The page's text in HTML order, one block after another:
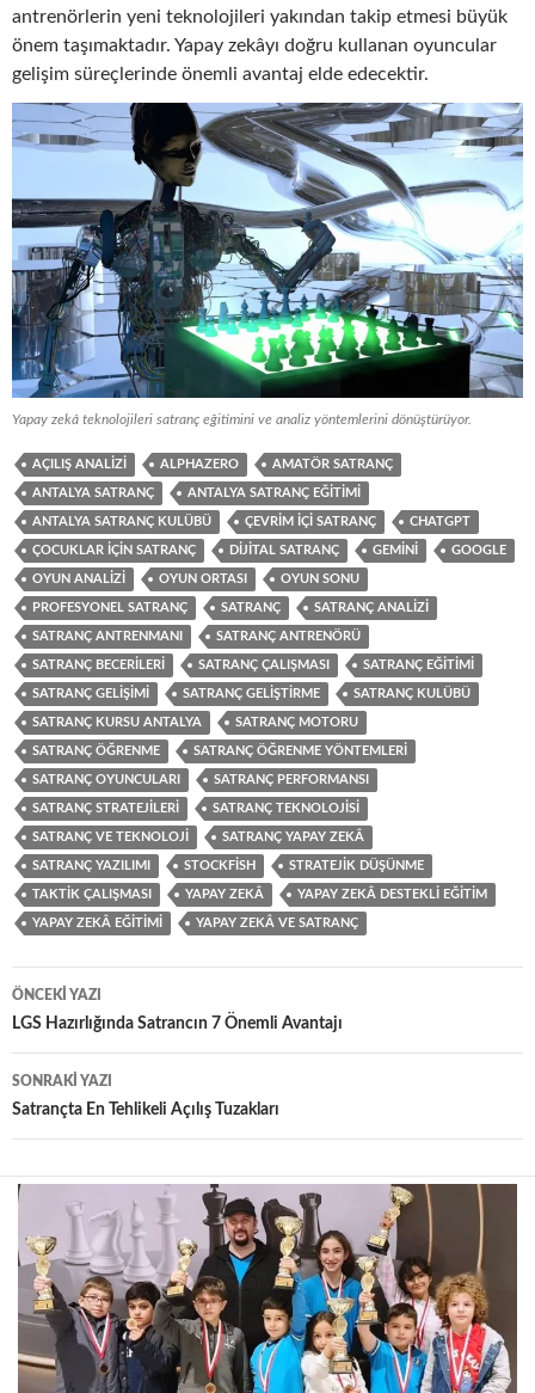
antrenörlerin yeni teknolojileri yakından takip etmesi büyük
önem taşımaktadır. Yapay zekâyı doğru kullanan oyuncular
gelişim süreçlerinde önemli avantaj elde edecektir.
Yapay zekâ teknolojileri satranç eğitimini ve analiz yöntemlerini dönüştürüyor.
AÇILIŞ ANALIZI ALPHAZERO AMATÖR SATRANÇ
ANTALYA SATRANÇ ANTALYA SATRANÇ EĞITIMI
ANTALYA SATRANÇ KULÜBÜ ÇEVRIM IÇI SATRANÇ CHATGPT
ÇOCUKLAR IÇIN SATRANÇ DIJITAL SATRANÇ GEMINI GOOGLE
OYUN ANALIZI OYUN ORTASI OYUN SONU
PROFESYONEL SATRANÇ SATRANÇ SATRANÇ ANALIZI
SATRANÇ ANTRENMANI SATRANÇ ANTRENÖRÜ
SATRANÇ BECERILERI SATRANÇ ÇALIŞMASI SATRANÇ EĞITIMI
SATRANÇ GELIŞIMI SATRANÇ GELIŞTIRME SATRANÇ KULÜBÜ
SATRANÇ KURSU ANTALYA SATRANÇ MOTORU
SATRANÇ ÖĞRENME SATRANÇ ÖĞRENME YÖNTEMLERI
SATRANÇ OYUNCULARI SATRANÇ PERFORMANSI
SATRANÇ STRATEJILERI SATRANÇ TEKNOLOJISI
SATRANÇ VE TEKNOLOJI SATRANÇ YAPAY ZEKÂ
SATRANÇ YAZILIMI STOCKFISH STRATEJIK DÜŞÜNME
TAKTIK ÇALIŞMASI YAPAY ZEKÂ YAPAY ZEKÂ DESTEKLI EĞITIM
YAPAY ZEKÂ EĞITIMI YAPAY ZEKÂ VE SATRANÇ
Yazı
dolaşımı
ÖNCEKI YAZI
LGS Hazırlığında Satrancın 7 Önemli Avantajı
SONRAKI YAZI
Satrançta En Tehlikeli Açılış Tuzakları